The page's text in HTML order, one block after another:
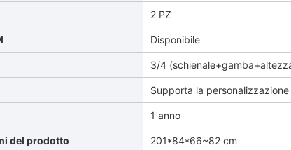
2 PZ
Disponibile
3/4
Supporta la personalizzazione
1 anno
del prodotto 201*84*66~82 cm